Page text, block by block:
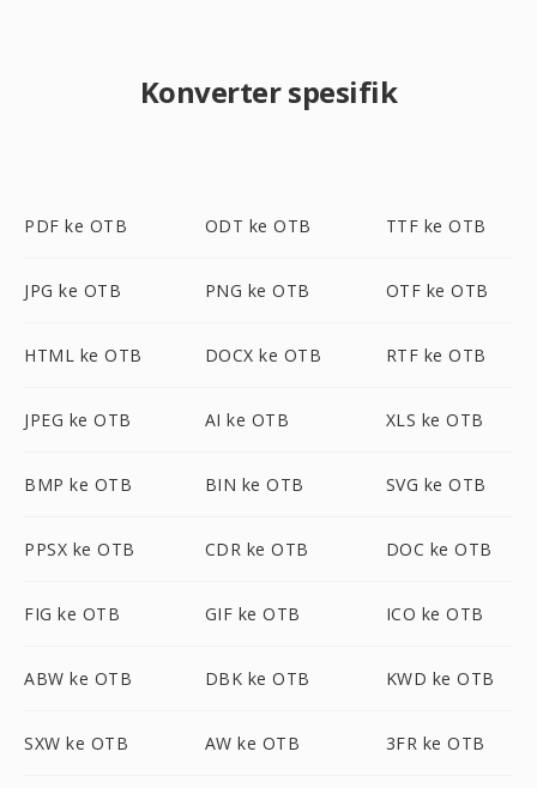
Konverter spesifik
PDF ke OTB ODT ke OTB TTF ke OTB
JPG ke OTB PNG ke OTB OTF ke OTB
HTML ke OTB DOCX ke OTB RTF ke OTB
JPEG ke OTB AI ke OTB XLS ke OTB
BMP ke OTB BIN ke OTB SVG ke OTB
PPSX ke OTB CDR ke OTB DOC ke OTB
FIG ke OTB GIF ke OTB ICO ke OTB
ABW ke OTB DBK ke OTB KWD ke OTB
SXW ke OTB AW ke OTB 3FR ke OTB